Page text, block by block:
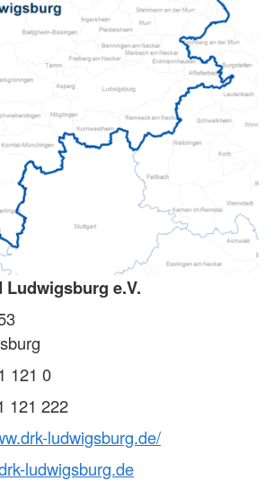
Ludwigsburg e.V.
121 0
121 222
ludwigsburg.de/
ludwigsburg.de